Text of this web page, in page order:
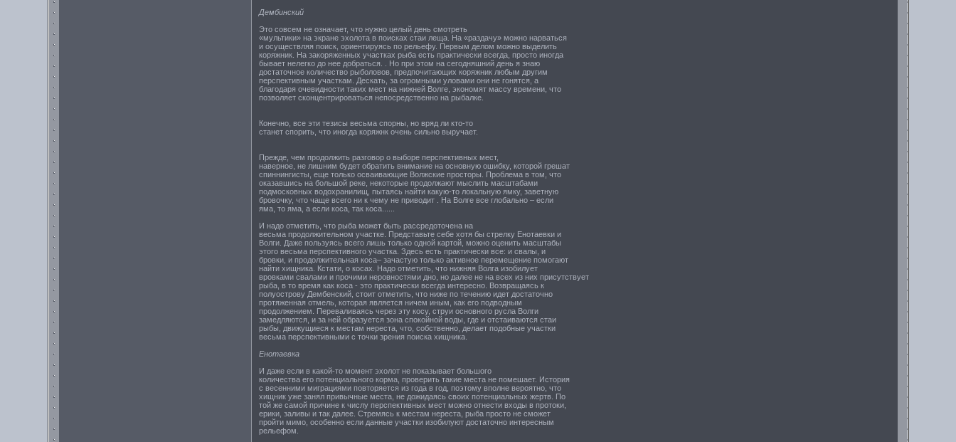
Дембинский
Это совсем не означает, что нужно целый день смотреть
«мультики» на экране эхолота в поисках стаи леща. На «раздачу» можно нарваться
и осуществляя поиск, ориентируясь по рельефу. Первым делом можно выделить
коряжник. На закоряженных участках рыба есть практически всегда, просто иногда
бывает нелегко до нее добраться. . Но при этом на сегодняшний день я знаю
достаточное количество рыболовов, предпочитающих коряжник любым другим
перспективным участкам. Дескать, за огромными уловами они не гонятся, а
благодаря очевидности таких мест на нижней Волге, экономят массу времени, что
позволяет сконцентрироваться непосредственно на рыбалке.
Конечно, все эти тезисы весьма спорны, но вряд ли кто-то
станет спорить, что иногда коряжнк очень сильно выручает.
Прежде, чем продолжить разговор о выборе перспективных мест,
наверное, не лишним будет обратить внимание на основную ошибку, которой грешат
спиннингисты, еще только осваивающие Волжские просторы. Проблема в том, что
оказавшись на большой реке, некоторые продолжают мыслить масштабами
подмосковных водохранилищ, пытаясь найти какую-то локальную ямку, заветную
бровочку, что чаще всего ни к чему не приводит . На Волге все глобально – если
яма, то яма, а если коса, так коса......
И надо отметить, что рыба может быть рассредоточена на
весьма продолжительном участке. Представьте себе хотя бы стрелку Енотаевки и
Волги. Даже пользуясь всего лишь только одной картой, можно оценить масштабы
этого весьма перспективного участка. Здесь есть практически все: и свалы, и
бровки, и продолжительная коса– зачастую только активное перемещение помогают
найти хищника. Кстати, о косах. Надо отметить, что нижняя Волга изобилует
вровками свалами и прочими неровностями дно, но далее не на всех из них присутствует
рыба, в то время как коса - это практически всегда интересно. Возвращаясь к
полуострову Дембенский, стоит отметить, что ниже по течению идет достаточно
протяженная отмель, которая является ничем иным, как его подводным
продолжением. Переваливаясь через эту косу, струи основного русла Волги
замедляются, и за ней образуется зона спокойной воды, где и отстаиваются стаи
рыбы, движущиеся к местам нереста, что, собственно, делает подобные участки
весьма перспективными с точки зрения поиска хищника.
Енотаевка
И даже если в какой-то момент эхолот не показывает большого
количества его потенциального корма, проверить такие места не помешает. История
с весенними миграциями повторяется из года в год, поэтому вполне вероятно, что
хищник уже занял привычные места, не дожидаясь своих потенциальных жертв. По
той же самой причине к числу перспективных мест можно отнести входы в протоки,
ерики, заливы и так далее. Стремясь к местам нереста, рыба просто не сможет
пройти мимо, особенно если данные участки изобилуют достаточно интересным
рельефом.